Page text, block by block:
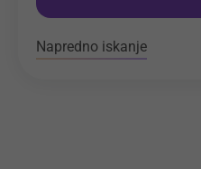
Napredno iskanje